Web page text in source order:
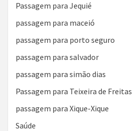
Passagem para Jequié
passagem para maceió
passagem para porto seguro
passagem para salvador
passagem para simão dias
Passagem para Teixeira de Freitas
passagem para Xique-Xique
Saúde